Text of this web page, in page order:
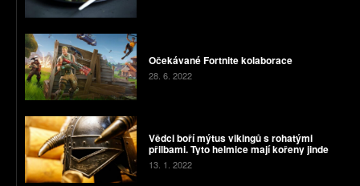
Očekávané Fortnite kolaborace
28. 6. 2022
Vědci boří mýtus vikingů s rohatými
přilbami. Tyto helmice mají kořeny jinde
13. 1. 2022